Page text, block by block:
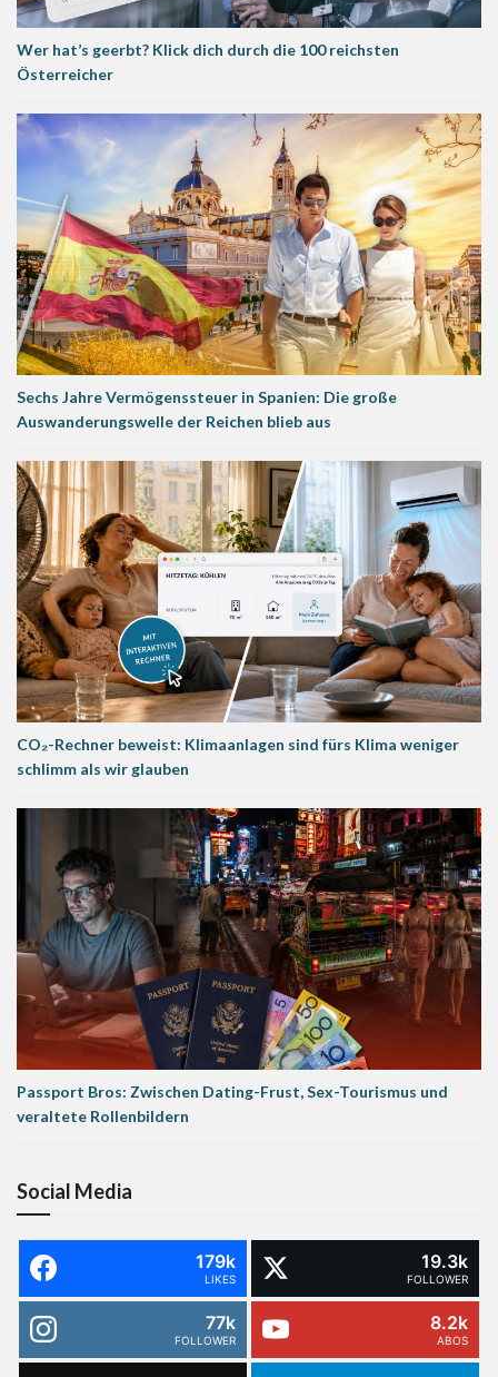
Wer hat’s geerbt? Klick dich durch die 100 reichsten
Österreicher
Sechs Jahre Vermögenssteuer in Spanien: Die große
Auswanderungswelle der Reichen blieb aus
CO₂-Rechner beweist: Klimaanlagen sind fürs Klima weniger
schlimm als wir glauben
Passport Bros: Zwischen Dating-Frust, Sex-Tourismus und
veraltete Rollenbildern
Social Media
179k
LIKES
19.3k
FOLLOWER
77k
FOLLOWER
8.2k
ABOS